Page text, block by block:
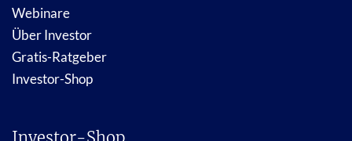
Webinare
Über Investor
Gratis-Ratgeber
Investor-Shop